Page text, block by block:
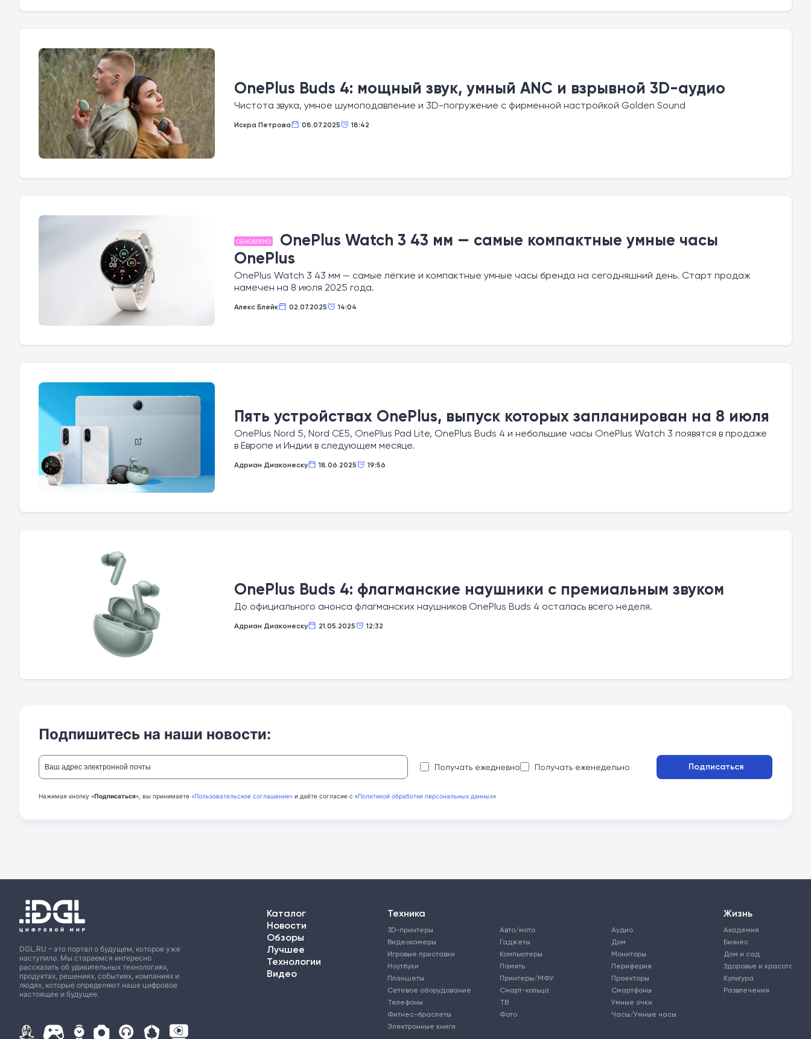
OnePlus Buds 4: мощный звук, умный ANC и взрывной 3D-аудио
Чистота звука, умное шумоподавление и 3D-погружение с фирменной настройкой Golden Sound
Искра Петрова 08.07.2025 18:42
ОБНОВЛЕНО
OnePlus Watch 3 43 мм — самые компактные умные часы
OnePlus
OnePlus Watch 3 43 мм — самые лёгкие и компактные умные часы бренда на сегодняшний день. Старт продаж
намечен на 8 июля 2025 года.
Алекс Блейк 02.07.2025 14:04
Пять устройствах OnePlus, выпуск которых запланирован на 8 июля
OnePlus Nord 5, Nord CE5, OnePlus Pad Lite, OnePlus Buds 4 и небольшие часы OnePlus Watch 3 появятся в продаже
в Европе и Индии в следующем месяце.
Адриан Диаконеску 18.06.2025 19:56
OnePlus Buds 4: флагманские наушники с премиальным звуком
До официального анонса флагманских наушников OnePlus Buds 4 осталась всего неделя.
Адриан Диаконеску 21.05.2025 12:32
Подпишитесь на наши новости:
Получать ежедневно Получать еженедельно Подписаться
Нажимая кнопку «Подписаться», вы принимаете «Пользовательское соглашение» и даёте согласие с «Политикой обработки персональных данных»
DGL.RU – это портал о будущем, которое уже
наступило. Мы стараемся интересно
рассказать об удивительных технологиях,
продуктах, решениях, событиях, компаниях и
людях, которые определяют наше цифровое
настоящее и будущее.
Каталог
Новости
Обзоры
Лучшее
Техника
3D-принтеры Авто/мото
Аудио
Видеокамеры
Гаджеты
Дом
Игровые приставки
Компьютеры
Мониторы
Ноутбуки
Память
Периферия
Планшеты
Принтеры/МФУ
Проекторы
Сетевое оборудование
Смарт-кольца
Смартфоны
Телефоны
ТВ
Умные очки
Фитнес-браслеты
Фото
Часы/Умные часы
Электронные книги
Технологии
Жизнь
Академия
Бизнес
Дом и сад
Здоровье и красота
Культура
Развлечения
Видео